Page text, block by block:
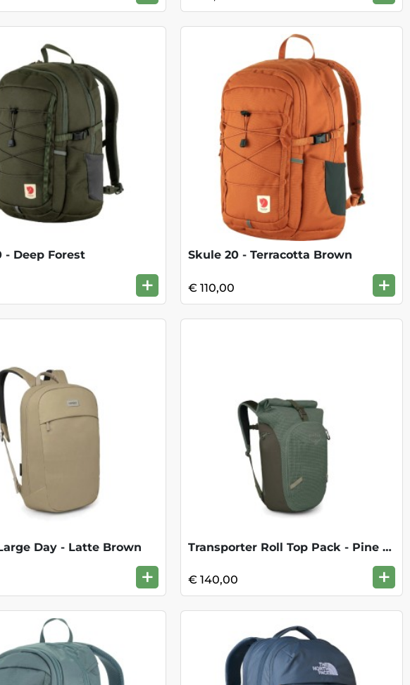
- Deep Forest
+
Skule 20 - Terracotta Brown
€ 110,00 +
Day - Latte Brown
+
Transporter Roll Top Pack - Pine Leaf/Ea
€ 140,00 +